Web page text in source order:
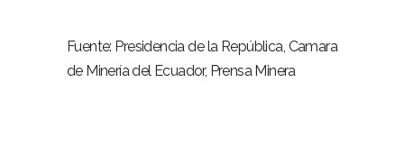
Fuente: Presidencia de la República, Camara
de Minería del Ecuador, Prensa Minera